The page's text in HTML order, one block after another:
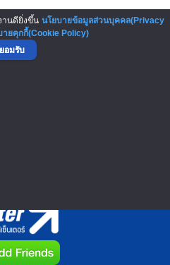
ค้าใดๆ ถือเป็นความรับผิดชอบของ
านดียิ่งขึ้น นโยบายข้อมูลส่วนบุคคล(Privacy
ายคุกกี้(Cookie Policy)
ยอมรับ